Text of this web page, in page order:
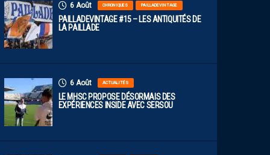
6 Août CHRONIQUES PAILLADEVINTAGE
PAILLADEVINTAGE #15 – LES ANTIQUITÉS DE
LA PAILLADE
6 Août ACTUALITÉS
LE MHSC PROPOSE DÉSORMAIS DES
EXPÉRIENCES INSIDE AVEC SERSOU